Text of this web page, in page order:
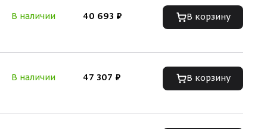
В наличии 40 693 ₽ В корзину
В наличии 47 307 ₽ В корзину